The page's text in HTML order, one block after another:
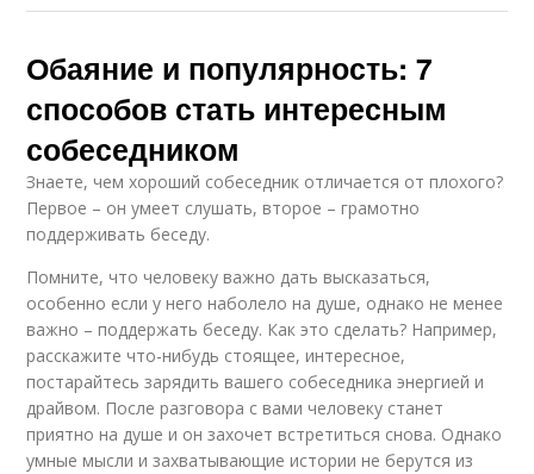
Обаяние и популярность: 7
способов стать интересным
собеседником
Знаете, чем хороший собеседник отличается от плохого?
Первое – он умеет слушать, второе – грамотно
поддерживать беседу.
Помните, что человеку важно дать высказаться,
особенно если у него наболело на душе, однако не менее
важно – поддержать беседу. Как это сделать? Например,
расскажите что-нибудь стоящее, интересное,
постарайтесь зарядить вашего собеседника энергией и
драйвом. После разговора с вами человеку станет
приятно на душе и он захочет встретиться снова. Однако
умные мысли и захватывающие истории не берутся из